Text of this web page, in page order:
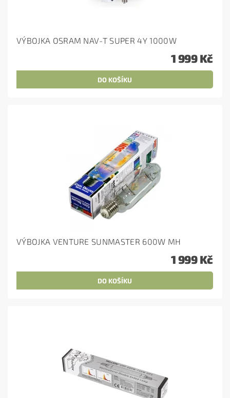
VÝBOJKA OSRAM NAV-T SUPER 4Y 1000W
1 999 Kč
VÝBOJKA VENTURE SUNMASTER 600W MH
1 999 Kč